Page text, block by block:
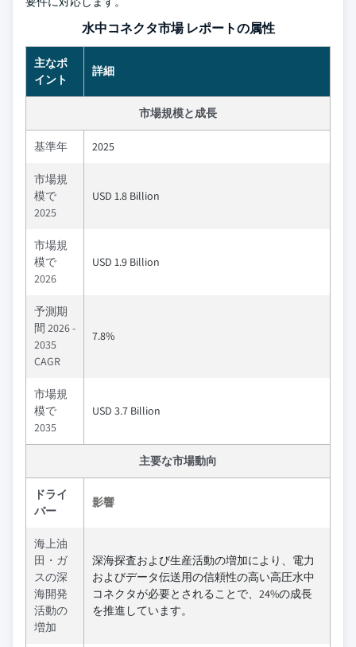
水中コネクタ市場 レポートの属性
主なポ
イント
詳細
市場規模と成長
基準年 2025
市場規
模で
2025
USD 1.8 Billion
市場規
模で
2026
USD 1.9 Billion
予測期
間 2026 -
2035
CAGR
7.8%
市場規
模で
2035
USD 3.7 Billion
主要な市場動向
ドライ
バー
影響
海上油
田・ガ
スの深
海開発
活動の
増加
深海探査および生産活動の増加により、電力
およびデータ伝送用の信頼性の高い高圧水中
コネクタが必要とされることで、24%の成長
を推進しています。